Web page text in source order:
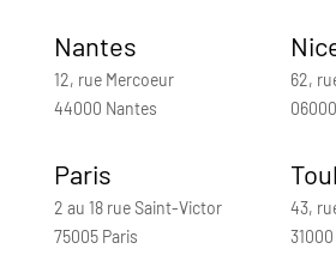
Nantes
12, rue Mercoeur
44000 Nantes
62,
Paris
2 au 18 rue Saint-Victor
75005 Paris
43,